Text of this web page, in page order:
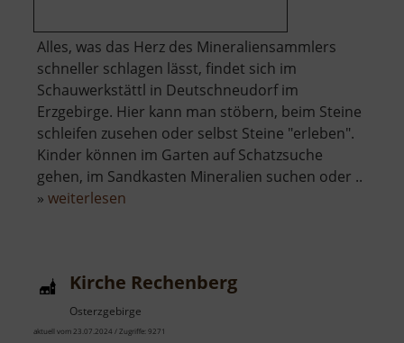
Alles, was das Herz des Mineraliensammlers
schneller schlagen lässt, findet sich im
Schauwerkstättl in Deutschneudorf im
Erzgebirge. Hier kann man stöbern, beim Steine
schleifen zusehen oder selbst Steine "erleben".
Kinder können im Garten auf Schatzsuche
gehen, im Sandkasten Mineralien suchen oder ..
» weiterlesen
Kirche Rechenberg
Osterzgebirge
aktuell vom 23.07.2024 / Zugriffe: 9271